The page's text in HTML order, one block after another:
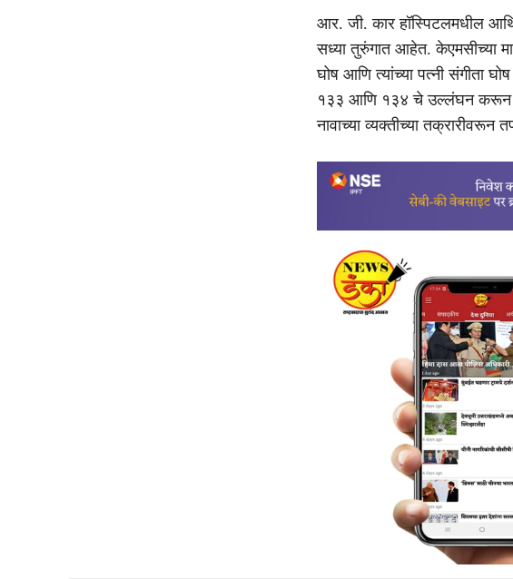
आर. जी. कार हॉस्पिटलमधील
सध्या तुरुंगात आहेत. केएमसीच्या
घोष आणि त्यांच्या पत्नी संगीता
१३३ आणि १३४ चे उल्लंघन करून
नावाच्या व्यक्तीच्या